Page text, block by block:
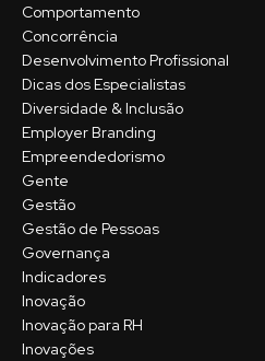
Comportamento
Concorrência
Desenvolvimento Profissional
Dicas dos Especialistas
Diversidade & Inclusão
Employer Branding
Empreendedorismo
Gente
Gestão
Gestão de Pessoas
Governança
Indicadores
Inovação
Inovação para RH
Inovações